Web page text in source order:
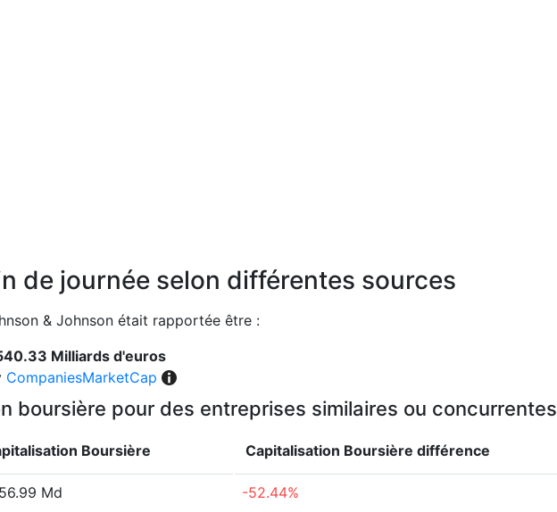
de journée selon différentes sources
& Johnson était rapportée être :
Milliards d'euros
CompaniesMarketCap
boursière pour des entreprises similaires ou concurrentes
Boursière Capitalisation Boursière différence
Md -52.44%